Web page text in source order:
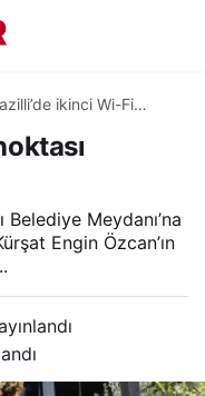
ikinci Wi-Fi
Meydanı’na
Engin Özcan’ın